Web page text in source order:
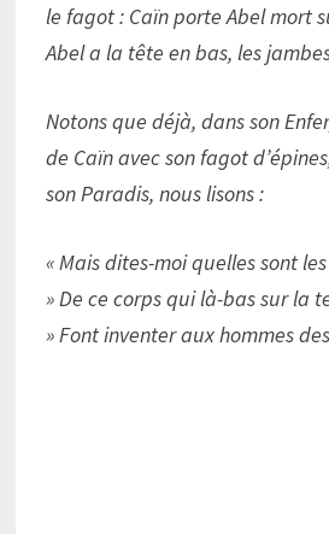
le fagot : Caïn porte Abel mort
Abel a la tête en bas, les
Notons que déjà, dans son
de Caïn avec son fagot
son Paradis, nous lisons :
« Mais dites-moi quelles sont
» De ce corps qui là-bas sur la
» Font inventer aux hommes